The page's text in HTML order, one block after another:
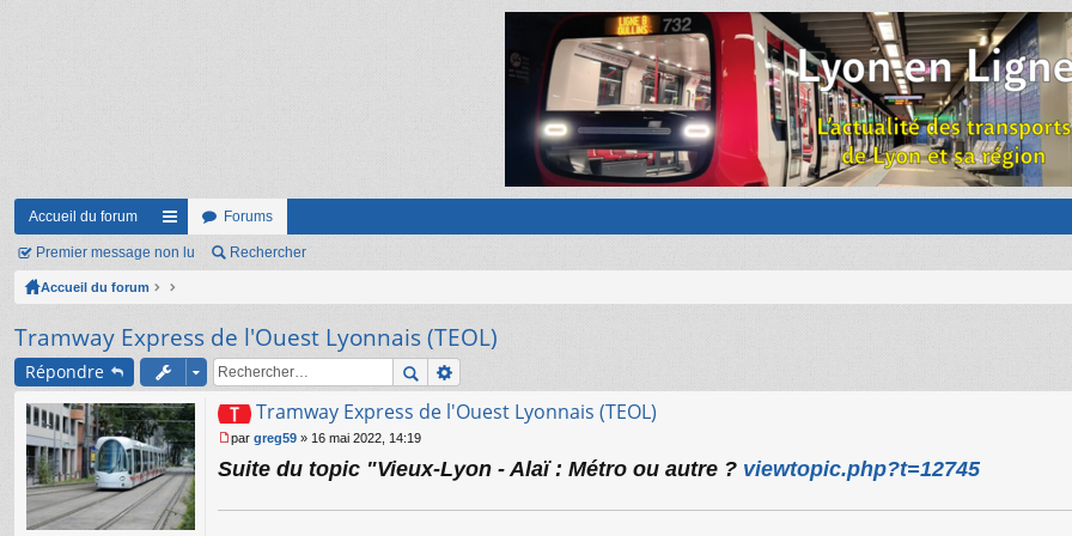
Accueil du forum
ac
co
ci
s
Forums
Premier message non lu Rechercher
Accueil du forum
Tramway Express de l'Ouest Lyonnais (TEOL)
Répondre
Tramway Express de l'Ouest Lyonnais (TEOL)
e
par greg59 » 16 mai 2022, 14:19
Suite du topic "Vieux-Lyon - Alaï : Métro ou autre ? viewtopic.php?t=12745